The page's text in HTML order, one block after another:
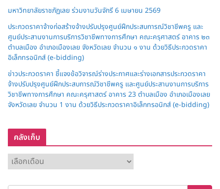
มหาวิทยาลัยราชภัฏเลย ร่วมงานวันจักรี 6 เมษายน 2569
ประกวดราคาจ้างก่อสร้างจ้างปรับปรุงศูนย์ฝึกประสบการณ์วิชาชีพครู และ
ศูนย์ประสานงานการบริการวิชาชีพทางการศึกษา คณะครุศาสตร์ อาคาร ๒๓
ตำบลเมือง อำเภอเมืองเลย จังหวัดเลย จำนวน ๑ งาน ด้วยวิธีประกวดราคา
อิเล็กทรอนิกส์ (e-bidding)
ข่าวประกวดราคา ชี้แจงข้อวิจารณ์ร่างประกาศและร่างเอกสารประกวดราคา
จ้างปรับปรุงศูนย์ฝึกประสบการณ์วิชาชีพครู และศูนย์ประสานงานการบริการ
วิชาชีพทางการศึกษา คณะครุศาสตร์ อาคาร 23 ตำบลเมือง อำเภอเมืองเลย
จังหวัดเลย จำนวน 1 งาน ด้วยวิธีประกวดราคาอิเล็กทรอนิกส์ (e-bidding)
คลังเก็บ
ลั
ง